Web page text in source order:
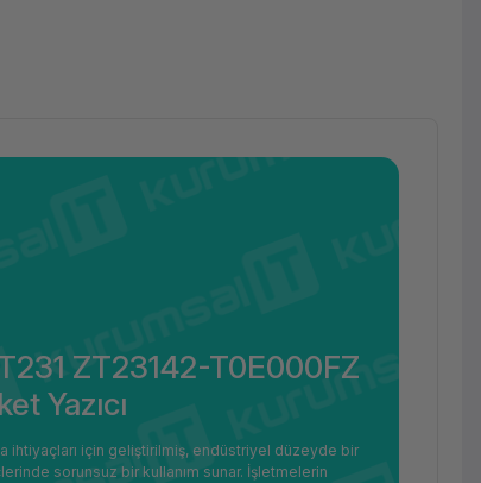
ZT23142-T0E000FZ
Yazıcı
ihtiyaçları için geliştirilmiş, endüstriyel düzeyde bir
sorunsuz bir kullanım sunar. İşletmelerin